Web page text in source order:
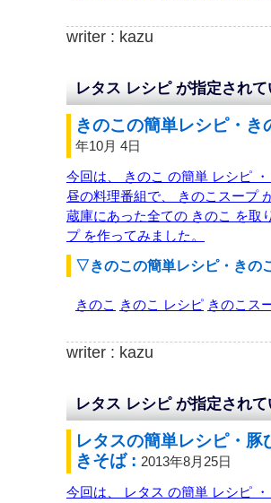
writer : kazu
レタス レシピ が指定され
きのこの簡単レシピ・
年10月 4日
今回は、 きのこ の簡単 レシピ
昼の料理番組で、 きのこスープ
蔵庫にあった全ての きのこ を取
プ を作ってみました。
▽きのこの簡単レシピ・きの
きのこ きのこ レシピ きのこス
writer : kazu
レタス レシピ が指定され
レタスの簡単レシピ・
きそば : 2013年8月25日
今回は、 レタス の簡単 レシピ